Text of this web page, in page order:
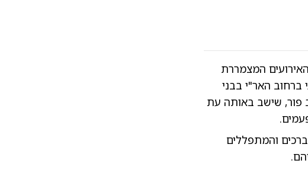
המצמררת
ברחוב האר"י בבני
פור, שישב באותה עת
והמתפללים